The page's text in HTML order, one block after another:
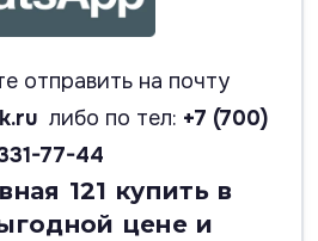
отправить на почту
либо по тел: +7 (700)
77-44
121 купить в
цене и